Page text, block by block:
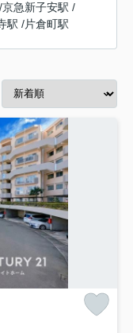
/京急新子安駅 /
駅 /片倉町駅